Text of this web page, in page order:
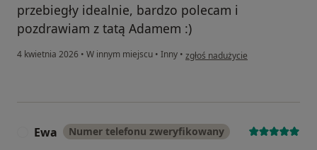
przebiegły idealnie, bardzo polecam i
pozdrawiam z tatą Adamem :)
4 kwietnia 2026 • W innym miejscu • Inny • w opinii użytkownika Zuzanna
zgłoś nadużycie
Ewa Numer telefonu zweryfikowany